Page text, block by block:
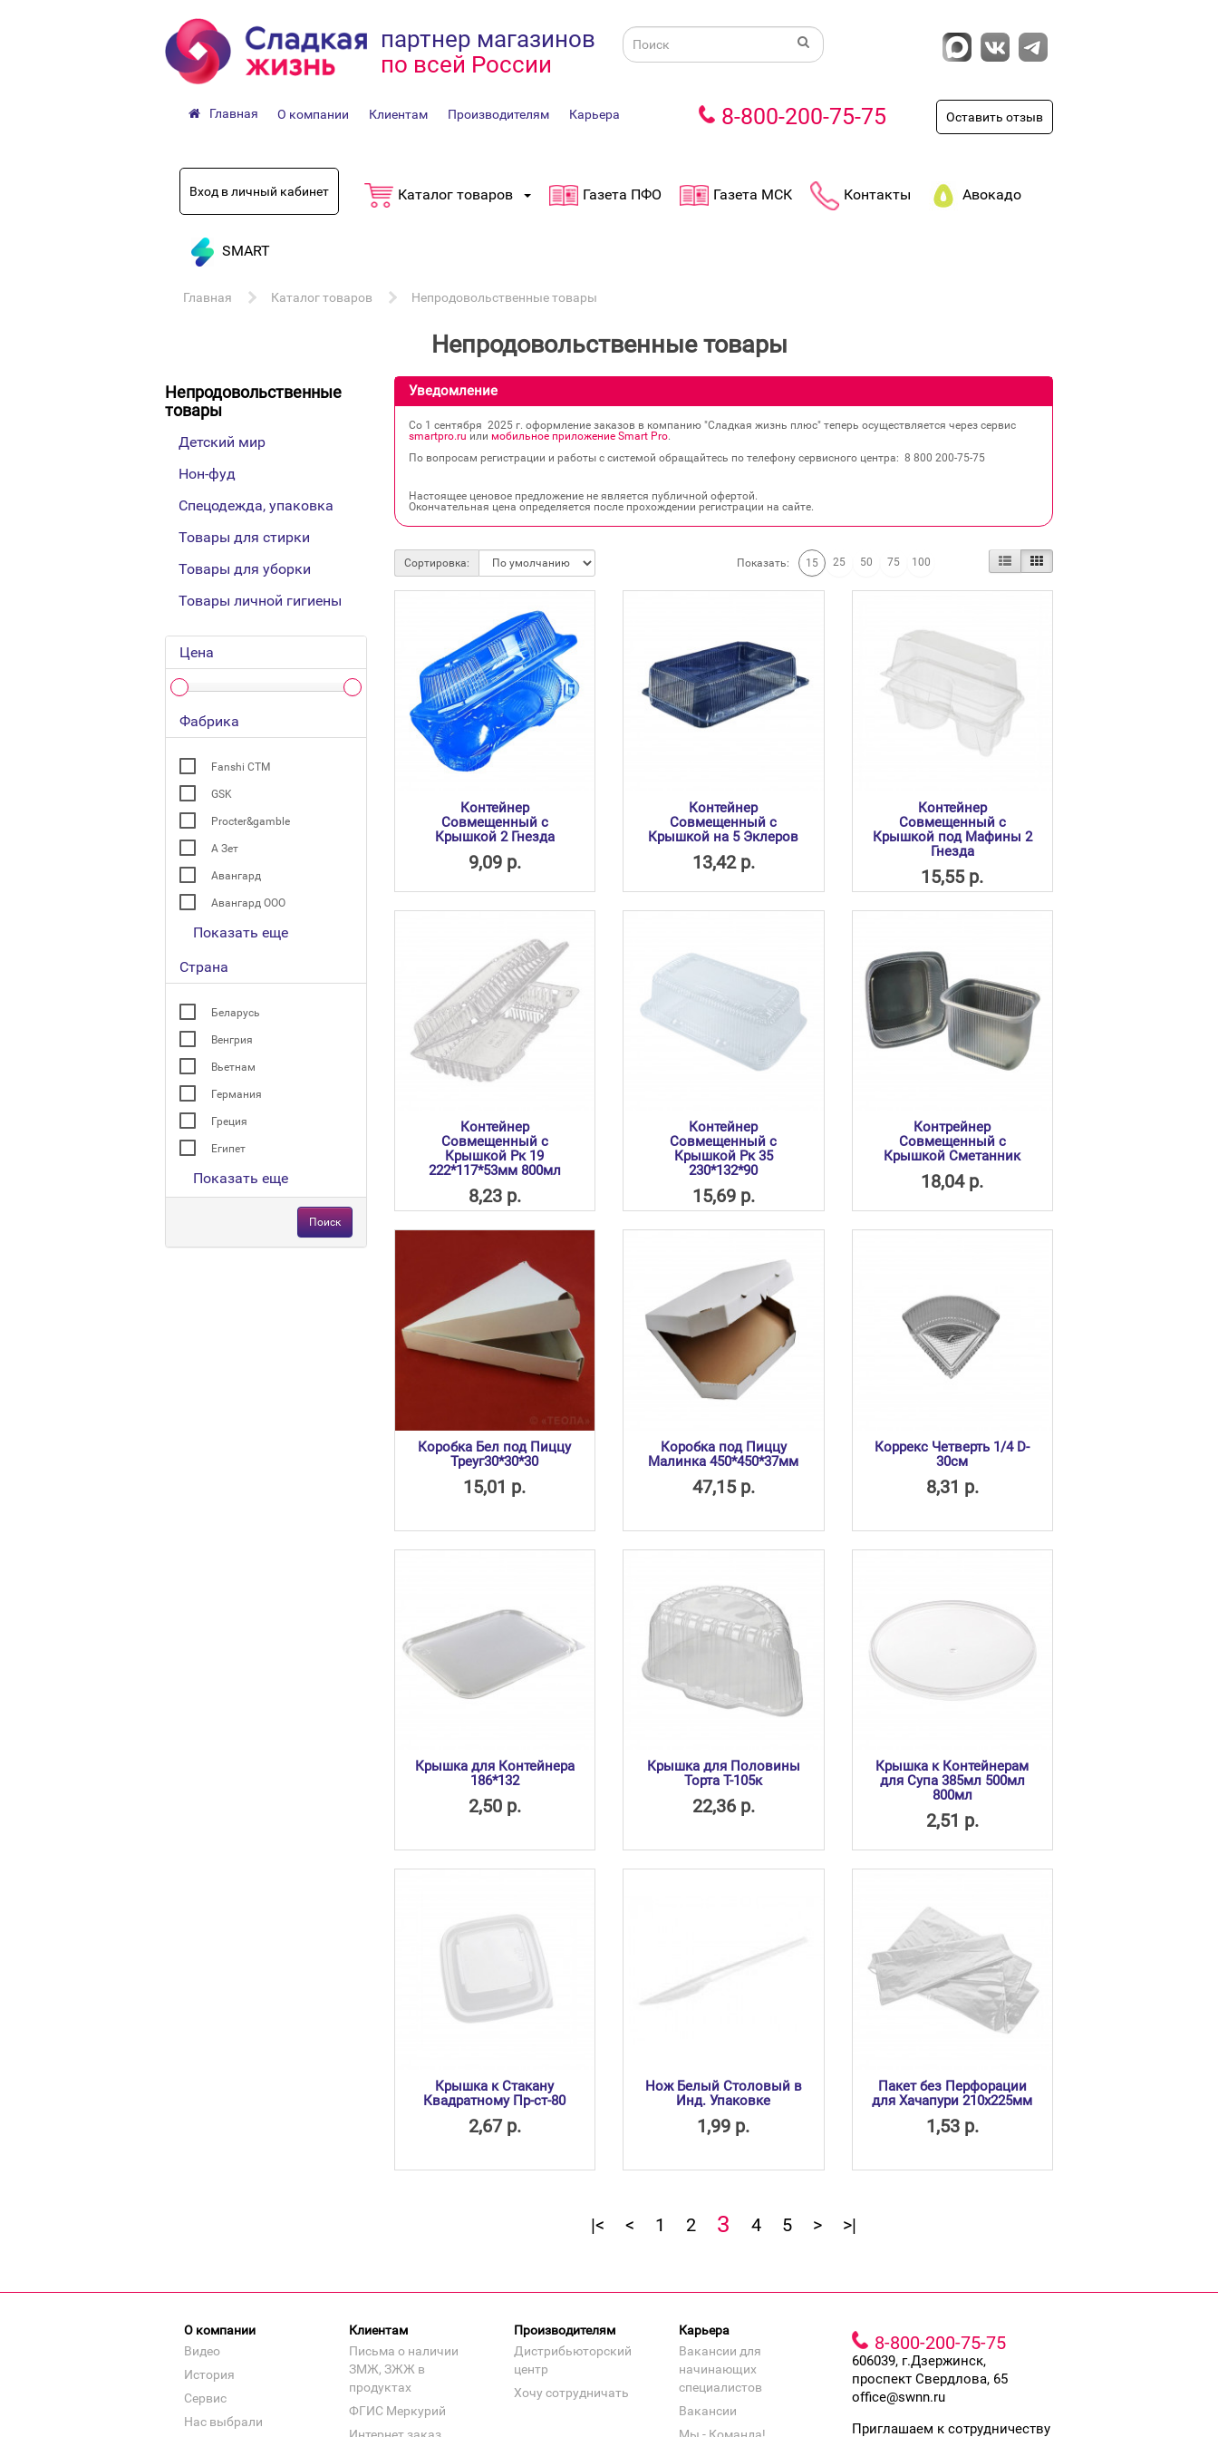
партнер магазинов
по всей России
Главная О компании Клиентам Производителям Карьера 8-800-200-75-75 Оставить отзыв
Вход в личный кабинет Каталог товаров Газета ПФО Газета МСК Контакты Авокадо
SMART
Главная Каталог товаров Непродовольственные товары
Непродовольственные товары
Непродовольственные
товары
Детский мир
Нон-фуд
Спецодежда, упаковка
Товары для стирки
Товары для уборки
Товары личной гигиены
Цена
Фабрика
Fanshi СТМ
GSK
Procter&gamble
А Зет
Авангард
Авангард ООО
Показать еще
Страна
Беларусь
Венгрия
Вьетнам
Германия
Греция
Египет
Показать еще
Поиск
Уведомление
Со 1 сентября 2025 г. оформление заказов в компанию "Сладкая жизнь плюс" теперь осуществляется через сервис
smartpro.ru или мобильное приложение Smart Pro.
По вопросам регистрации и работы с системой обращайтесь по телефону сервисного центра: 8 800 200‐75‐75
Настоящее ценовое предложение не является публичной офертой.
Окончательная цена определяется после прохождении регистрации на сайте.
Сортировка: Показать: 15 25 50 75 100
Контейнер
Совмещенный с
Крышкой 2 Гнезда
9,09 р.
Контейнер
Совмещенный с
Крышкой на 5 Эклеров
13,42 р.
Контейнер
Совмещенный с
Крышкой под Мафины 2
Гнезда
15,55 р.
Контейнер
Совмещенный с
Крышкой Рк 19
222*117*53мм 800мл
8,23 р.
Контейнер
Совмещенный с
Крышкой Рк 35
230*132*90
15,69 р.
Контрейнер
Совмещенный с
Крышкой Сметанник
18,04 р.
Коробка Бел под Пиццу
Треуг30*30*30
15,01 р.
Коробка под Пиццу
Малинка 450*450*37мм
47,15 р.
Коррекс Четверть 1/4 D-
30см
8,31 р.
Крышка для Контейнера
186*132
2,50 р.
Крышка для Половины
Торта Т-105к
22,36 р.
Крышка к Контейнерам
для Супа 385мл 500мл
800мл
2,51 р.
Крышка к Стакану
Квадратному Пр-ст-80
2,67 р.
Нож Белый Столовый в
Инд. Упаковке
1,99 р.
Пакет без Перфорации
для Хачапури 210х225мм
1,53 р.
|< < 1 2 3 4 5 > >|
О компании
Видео
История
Сервис
Нас выбрали
Клиентам
Письма о наличии
ЗМЖ, ЗЖЖ в
продуктах
ФГИС Меркурий
Интернет заказ
Производителям
Дистрибьюторский
центр
Хочу сотрудничать
Карьера
Вакансии для
начинающих
специалистов
Вакансии
Мы - Команда!
8-800-200-75-75
606039, г.Дзержинск,
проспект Свердлова, 65
office@swnn.ru
Приглашаем к сотрудничеству